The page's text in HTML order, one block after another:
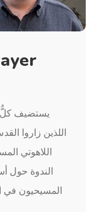
يستضيف كلٌّ
اللذين زاروا
اللاهوتي
الندوة حول
المسيحيون في